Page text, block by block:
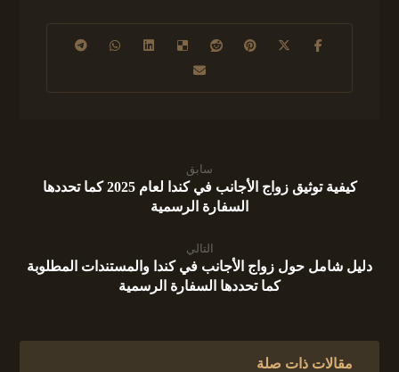
سابق
كيفية توثيق زواج الأجانب في كندا لعام 2025 كما تحددها
السفارة الرسمية
التالي
دليل شامل حول زواج الأجانب في كندا والمستندات المطلوبة
كما تحددها السفارة الرسمية
مقالات ذات صلة